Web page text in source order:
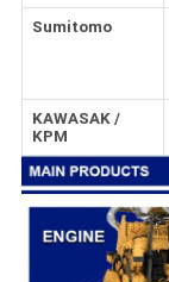
Sumitomo
KAWASAK /
KPM